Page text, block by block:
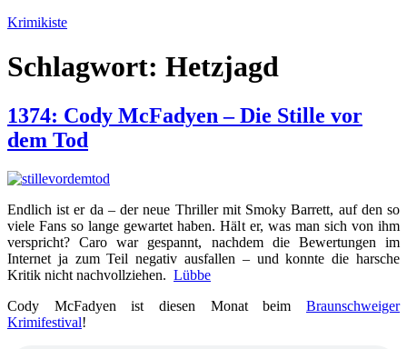
Zum
springen
Krimikiste
Schlagwort: Hetzjagd
1374: Cody McFadyen – Die Stille vor
dem Tod
Endlich ist er da – der neue Thriller mit Smoky Barrett, auf den so
viele Fans so lange gewartet haben. Hält er, was man sich von ihm
verspricht? Caro war gespannt, nachdem die Bewertungen im
Internet ja zum Teil negativ ausfallen – und konnte die harsche
Kritik nicht nachvollziehen. Lübbe
Cody McFadyen ist diesen Monat beim Braunschweiger
Krimifestival!